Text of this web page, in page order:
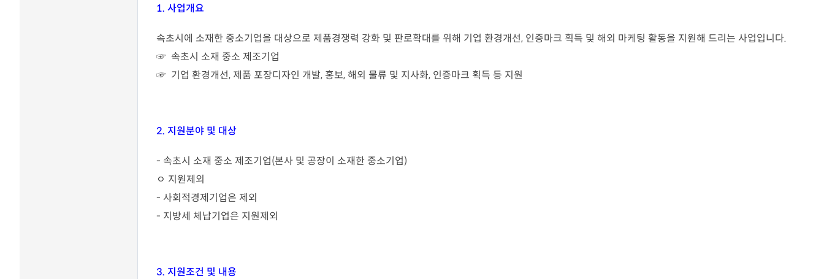
기업부설연구소등의 연구개
1. 사업개요
속초시에 소재한 중소기업을 대상으로 제품경쟁력 강화 및 판로확대를 위해 기업 환경개선, 인증마크 획득 및 해외 마케팅 활동을 지원해 드리는 사업입니다.
☞ 속초시 소재 중소 제조기업
☞ 기업 환경개선, 제품 포장디자인 개발, 홍보, 해외 물류 및 지사화, 인증마크 획득 등 지원
2. 지원분야 및 대상
- 속초시 소재 중소 제조기업(본사 및 공장이 소재한 중소기업)
ㅇ 지원제외
- 사회적경제기업은 제외
- 지방세 체납기업은 지원제외
3. 지원조건 및 내용